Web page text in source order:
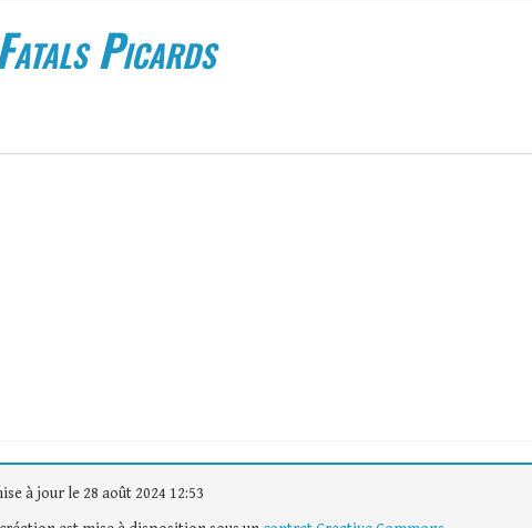
Picards
à jour le 28 août 2024 12:53